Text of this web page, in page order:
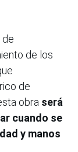
de los
de
obra será
cuando se
y manos